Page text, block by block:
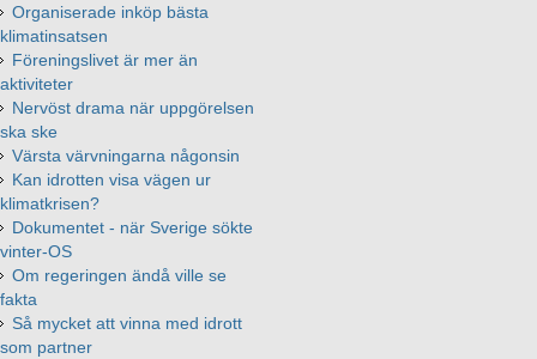
Organiserade inköp bästa
klimatinsatsen
Föreningslivet är mer än
aktiviteter
Nervöst drama när uppgörelsen
ska ske
Värsta värvningarna någonsin
Kan idrotten visa vägen ur
klimatkrisen?
Dokumentet - när Sverige sökte
vinter-OS
Om regeringen ändå ville se
fakta
Så mycket att vinna med idrott
som partner